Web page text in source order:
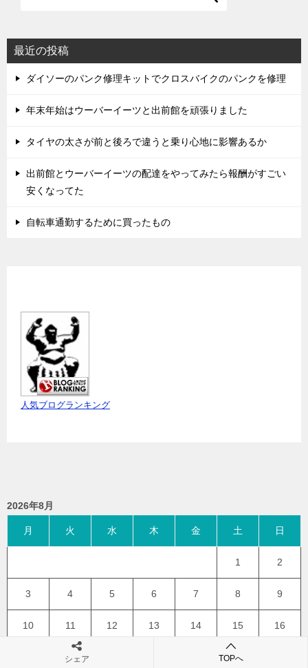
最近の投稿
ダイソーのパンク修理キットでクロスバイクのパンクを修理
年末年始はウーバーイーツと出前館を頑張りました
タイヤの太さが前と後ろで違うと乗り心地に影響あるか
出前館とウーバーイーツの配達をやってみたら報酬がすごい
安くなってた
自転車通勤するために買ったもの
人気ブログランキング
2026年8月
月 火 水 木 金 土 日
1 2
3 4 5 6 7 8 9
10 11 12 13 14 15 16
18 22
シェア TOPへ